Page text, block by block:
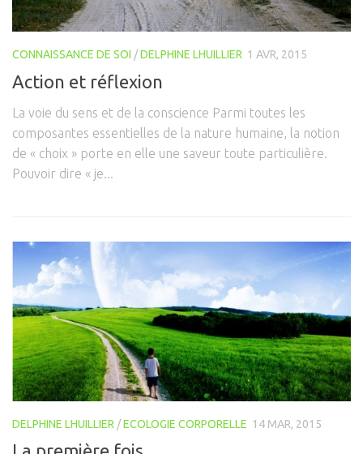
CONNAISSANCE DE SOI /DELPHINE LHUILLIER 1 AVR, 2015
Action et réflexion
La voie du sens et de la conscience Parmi toutes les
composantes essentielles de la nature humaine, la notion
de « choix » porte en elle une saveur toute particulière.
Pouvoir dire « je...
DELPHINE LHUILLIER /ECOLOGIE CORPORELLE 14 MAR, 2015